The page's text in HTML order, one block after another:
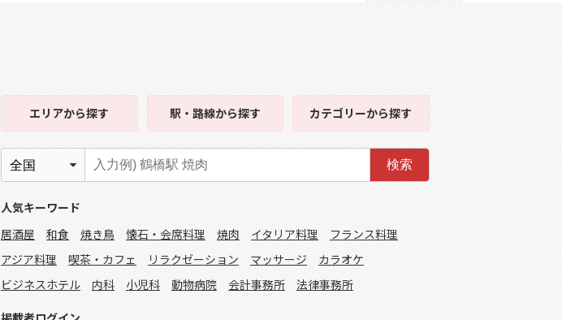
エリアから探す 駅・路線から探す カテゴリーから探す
検索
人気キーワード
居酒屋
和食 焼き鳥 懐石・会席料理 焼肉 イタリア料理
フランス料理
アジア料理
喫茶・カフェ リラクゼーション マッサージ
カラオケ
ビジネスホテル
内科 小児科 動物病院 会計事務所 法律事務所